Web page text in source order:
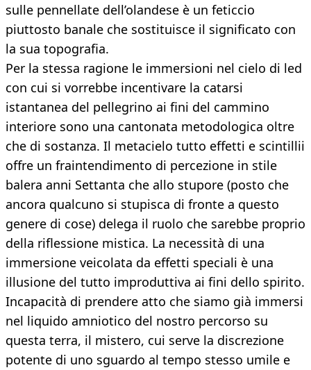
sulle pennellate dell’olandese è un feticcio
piuttosto banale che sostituisce il significato con
la sua topografia.
Per la stessa ragione le immersioni nel cielo di led
con cui si vorrebbe incentivare la catarsi
istantanea del pellegrino ai fini del cammino
interiore sono una cantonata metodologica oltre
che di sostanza. Il metacielo tutto effetti e scintillii
offre un fraintendimento di percezione in stile
balera anni Settanta che allo stupore (posto che
ancora qualcuno si stupisca di fronte a questo
genere di cose) delega il ruolo che sarebbe proprio
della riflessione mistica. La necessità di una
immersione veicolata da effetti speciali è una
illusione del tutto improduttiva ai fini dello spirito.
Incapacità di prendere atto che siamo già immersi
nel liquido amniotico del nostro percorso su
questa terra, il mistero, cui serve la discrezione
potente di uno sguardo al tempo stesso umile e